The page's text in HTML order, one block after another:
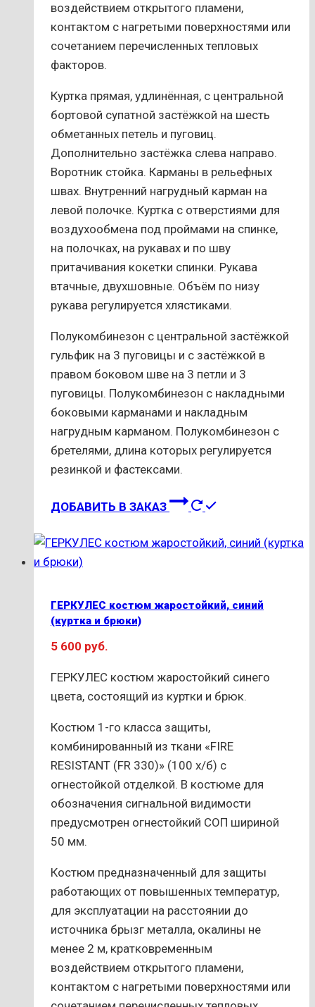
воздействием открытого пламени,
контактом с нагретыми поверхностями или
сочетанием перечисленных тепловых
факторов.
Куртка прямая, удлинённая, с центральной
бортовой супатной застёжкой на шесть
обметанных петель и пуговиц.
Дополнительно застёжка слева направо.
Воротник стойка. Карманы в рельефных
швах. Внутренний нагрудный карман на
левой полочке. Куртка с отверстиями для
воздухообмена под проймами на спинке,
на полочках, на рукавах и по шву
притачивания кокетки спинки. Рукава
втачные, двухшовные. Объём по низу
рукава регулируется хлястиками.
Полукомбинезон с центральной застёжкой
гульфик на 3 пуговицы и с застёжкой в
правом боковом шве на 3 петли и 3
пуговицы. Полукомбинезон с накладными
боковыми карманами и накладным
нагрудным карманом. Полукомбинезон с
бретелями, длина которых регулируется
резинкой и фастексами.
ДОБАВИТЬ В ЗАКАЗ
Этот
имеет
можно
странице
товара.
ГЕРКУЛЕС костюм жаростойкий, синий
(куртка и брюки)
5 600 руб.
ГЕРКУЛЕС костюм жаростойкий синего
цвета, состоящий из куртки и брюк.
Костюм 1-го класса защиты,
комбинированный из ткани «FIRE
RESISTANT (FR 330)» (100 х/б) с
огнестойкой отделкой. В костюме для
обозначения сигнальной видимости
предусмотрен огнестойкий СОП шириной
50 мм.
Костюм предназначенный для защиты
работающих от повышенных температур,
для эксплуатации на расстоянии до
источника брызг металла, окалины не
менее 2 м, кратковременным
воздействием открытого пламени,
контактом с нагретыми поверхностями или